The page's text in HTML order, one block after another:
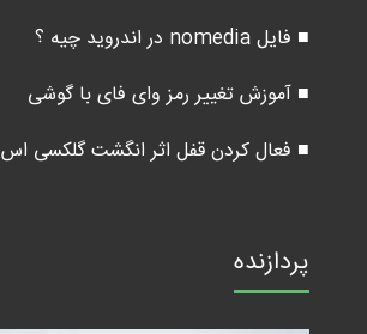
■ فایل nomedia در اندروید چیه ؟
■ آموزش تغییر رمز وای فای با گوشی
■ فعال کردن قفل اثر انگشت گلکسی اس 7
پردازنده